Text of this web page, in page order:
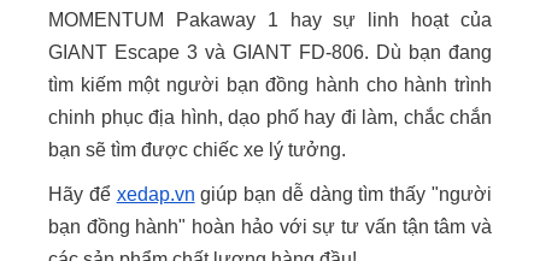
MOMENTUM Pakaway 1 hay sự linh hoạt của
GIANT Escape 3 và GIANT FD-806. Dù bạn đang
tìm kiếm một người bạn đồng hành cho hành trình
chinh phục địa hình, dạo phố hay đi làm, chắc chắn
bạn sẽ tìm được chiếc xe lý tưởng.
Hãy để xedap.vn giúp bạn dễ dàng tìm thấy "người
bạn đồng hành" hoàn hảo với sự tư vấn tận tâm và